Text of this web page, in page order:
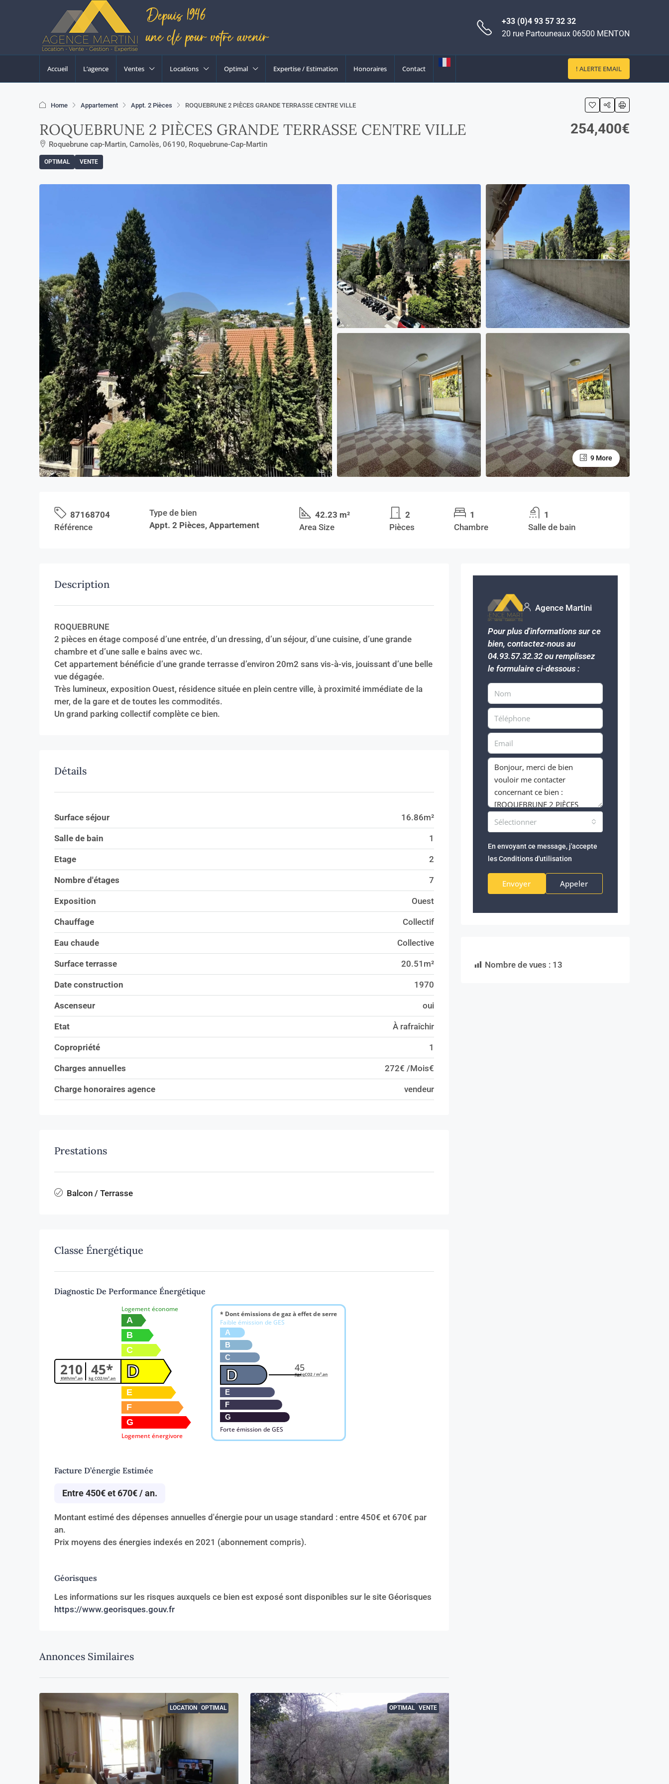
+33 (0)4 93 57 32 32
20 rue Partouneaux 06500 MENTON
Accueil L’agence Ventes Locations Optimal Expertise / Estimation Honoraires Contact ! ALERTE EMAIL
Home Appartement Appt. 2 Pièces ROQUEBRUNE 2 PIÈCES GRANDE TERRASSE CENTRE VILLE
ROQUEBRUNE 2 PIÈCES GRANDE TERRASSE CENTRE VILLE
Roquebrune cap-Martin, Carnolès, 06190, Roquebrune-Cap-Martin
OPTIMAL VENTE
254,400€
9 More
87168704
Référence
Type de bien
Appt. 2 Pièces, Appartement
42.23 m²
Area Size
2
Pièces
1
Chambre
1
Salle de bain
Description
ROQUEBRUNE
2 pièces en étage composé d’une entrée, d’un dressing, d’un séjour, d’une cuisine, d’une grande
chambre et d’une salle e bains avec wc.
Cet appartement bénéficie d’une grande terrasse d’environ 20m2 sans vis-à-vis, jouissant d’une belle
vue dégagée.
Très lumineux, exposition Ouest, résidence située en plein centre ville, à proximité immédiate de la
mer, de la gare et de toutes les commodités.
Un grand parking collectif complète ce bien.
Détails
Surface séjour 16.86m²
Salle de bain 1
Etage 2
Nombre d'étages 7
Exposition Ouest
Chauffage Collectif
Eau chaude Collective
Surface terrasse 20.51m²
Date construction 1970
Ascenseur oui
Etat À rafraîchir
Copropriété 1
Charges annuelles 272€ /Mois€
Charge honoraires agence vendeur
Prestations
Balcon / Terrasse
Classe Énergétique
Diagnostic De Performance Énergétique
210
KWh/m².an 45*
kg CO2/m².an
Logement économe
A
B
C
D
E
F
G
Logement énergivore
* Dont émissions de gaz à effet de serre
Faible émission de GES
A
B
C
D
E
F
G
Forte émission de GES
45
KgéqCO2 / m².an
Facture D’énergie Estimée
Entre 450€ et 670€ / an.
Montant estimé des dépenses annuelles d'énergie pour un usage standard : entre 450€ et 670€ par
an.
Prix moyens des énergies indexés en 2021 (abonnement compris).
Géorisques
Les informations sur les risques auxquels ce bien est exposé sont disponibles sur le site Géorisques
https://www.georisques.gouv.fr
Annonces Similaires
LOCATION OPTIMAL OPTIMAL VENTE
Agence Martini
Sélectionner
En envoyant ce message, j'accepte
lesConditions d'utilisation
Envoyer Appeler
Nombre de vues : 13